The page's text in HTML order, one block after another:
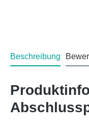
Beschreibung